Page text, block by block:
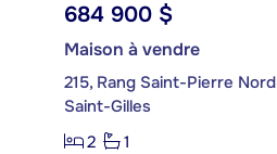
684 900 $
Maison à vendre
215, Rang Saint-Pierre Nord
Saint-Gilles
2
1